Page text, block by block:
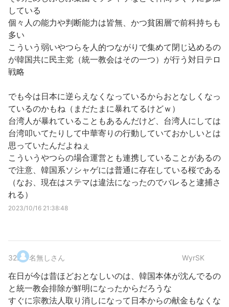
している
個々人の能力や判断能力は皆無、かつ貧困層で前科持ちも
多い
こういう弱いやつらを人的つながりで集めて閉じ込めるの
が韓国共に民主党（統一教会はその一つ）が行う対日テロ
戦略
でも今は日本に逆らえなくなっているからおとなしくなっ
ているのかもね（まだたまに暴れてるけどｗ）
台湾人が暴れていることもあるんだけど、台湾人にしては
台湾叩いてたりして中華寄りの行動していておかしいとは
思っていたんだよねぇ
こういうやつらの場合運営とも連携していることがあるの
で注意、韓国系ソシャゲには普通に存在している桜である
（なお、現在はステマは違法になったのでバレると逮捕さ
れる）
2023/10/16 21:38:48
32. 名無しさん WyrSK
在日が今は昔ほどおとなしいのは、韓国本体が沈んでるの
と統一教会排除が鮮明になったからだろうな
すぐに宗教法人取り消しになって日本からの献金もなくな